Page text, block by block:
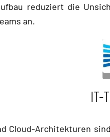
reduziert die
an.
IT-
Cloud-Architekturen